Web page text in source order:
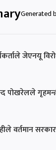
Generated
जेएनयू
पोखरेलले
वर्तमान